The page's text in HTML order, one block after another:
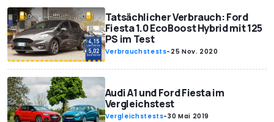
Tatsächlicher Verbrauch: Ford
Fiesta 1.0 EcoBoost Hybrid mit 125
PS im Test
Verbrauchstests- 25 Nov. 2020
Audi A1 und Ford Fiesta im
Vergleichstest
Vergleichstests-30 Mai 2019